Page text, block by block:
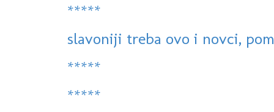
*****
slavoniji treba ovo i novci,
*****
*****